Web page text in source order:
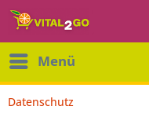
Menü
Datenschutz